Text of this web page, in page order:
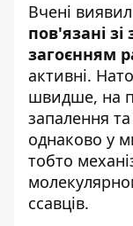
Вчені
пов'язані
загоєнням
активні.
швидше, на
запалення
однаково у
тобто
ссавців.